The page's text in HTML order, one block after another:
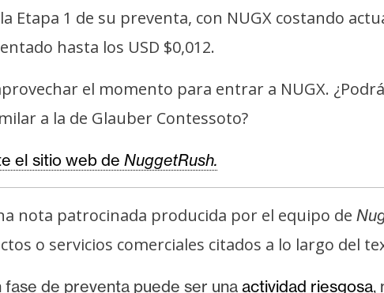
Etapa 1 de su preventa, con NUGX costando
hasta los USD $0,012.
el momento para entrar a NUGX.
a la de Glauber Contessoto?
el sitio web de NuggetRush.
nota patrocinada producida por el equipo de
o servicios comerciales citados a lo largo del
de preventa puede ser una actividad riesgosa,